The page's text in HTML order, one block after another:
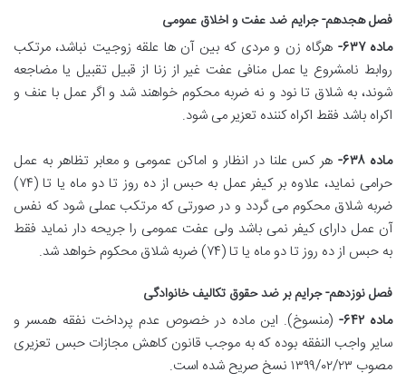
فصل هجدهم- جرایم ضد عفت و اخلاق عمومی
ماده ۶۳۷-
هرگاه زن و مردی که بین آن ها علقه زوجیت نباشد، مرتکب
روابط نامشروع یا عمل منافی عفت غیر از زنا از قبیل تقبیل یا مضاجعه
شوند، به شلاق تا نود و نه ضربه محکوم خواهند شد و اگر عمل با عنف و
اکراه باشد فقط اکراه کننده تعزیر می شود.
ماده ۶۳۸-
هر کس علنا در انظار و اماکن عمومی و معابر تظاهر به عمل
حرامی نماید، علاوه بر کیفر عمل به حبس از ده روز تا دو ماه یا تا (۷۴)
ضربه شلاق محکوم می گردد و در صورتی که مرتکب عملی شود که نفس
آن عمل دارای کیفر نمی باشد ولی عفت عمومی را جریحه دار نماید فقط
به حبس از ده روز تا دو ماه یا تا (۷۴) ضربه شلاق محکوم خواهد شد.
فصل نوزدهم- جرایم بر ضد حقوق تکالیف خانوادگی
ماده ۶۴۲-
(منسوخ). این ماده در خصوص عدم پرداخت نفقه همسر و
سایر واجب النفقه بوده که به موجب قانون کاهش مجازات حبس تعزیری
مصوب ۱۳۹۹/۰۲/۲۳ نسخ صریح شده است.